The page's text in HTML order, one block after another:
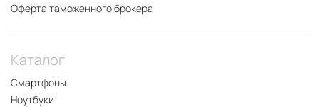
Оферта таможенного брокера
Каталог
Смартфоны
Ноутбуки